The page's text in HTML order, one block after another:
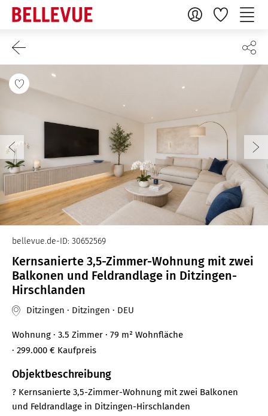
bellevue.de-ID: 30652569
Kernsanierte 3,5-Zimmer-Wohnung mit zwei
Balkonen und Feldrandlage in Ditzingen-
Hirschlanden
Ditzingen · Ditzingen · DEU
Wohnung · 3.5 Zimmer · 79 m² Wohnfläche
· 299.000 € Kaufpreis
Objektbeschreibung
? Kernsanierte 3,5-Zimmer-Wohnung mit zwei Balkonen
und Feldrandlage in Ditzingen-Hirschlanden